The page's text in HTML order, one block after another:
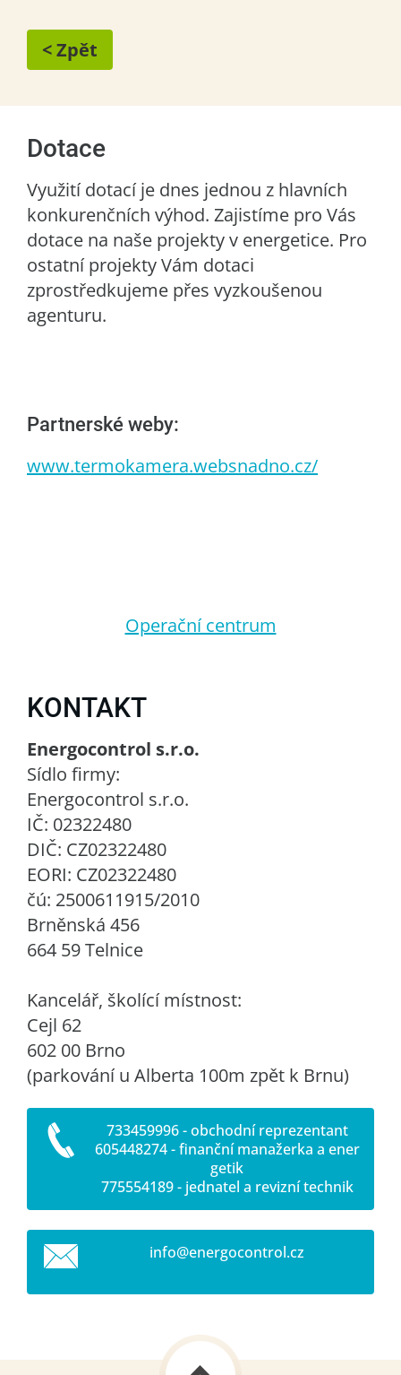
< Zpět
Dotace
Využití dotací je dnes jednou z hlavních
konkurenčních výhod. Zajistíme pro Vás
dotace na naše projekty v energetice. Pro
ostatní projekty Vám dotaci
zprostředkujeme přes vyzkoušenou
agenturu.
Partnerské weby:
www.termokamera.websnadno.cz/
Operační centrum
KONTAKT
Energocontrol s.r.o.
Sídlo firmy:
Energocontrol s.r.o.
IČ: 02322480
DIČ: CZ02322480
EORI: CZ02322480
čú: 2500611915/2010
Brněnská 456
664 59 Telnice
Kancelář, školící místnost:
Cejl 62
602 00 Brno
(parkování u Alberta 100m zpět k Brnu)
733459996 - obchodní reprezentant
605448274 - finanční manažerka a ener
getik
775554189 - jednatel a revizní technik
info@energocontrol.cz